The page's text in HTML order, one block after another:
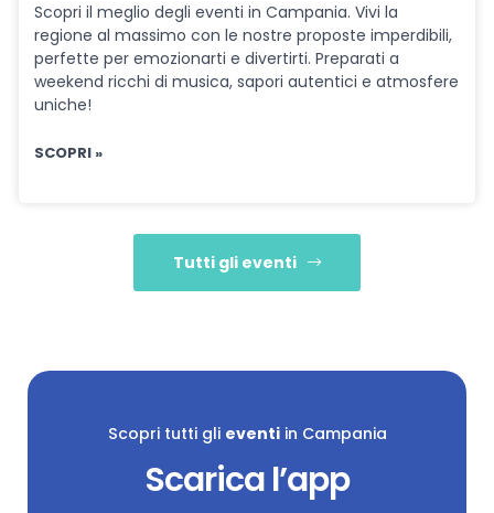
Scopri il meglio degli eventi in Campania. Vivi la
regione al massimo con le nostre proposte imperdibili,
perfette per emozionarti e divertirti. Preparati a
weekend ricchi di musica, sapori autentici e atmosfere
uniche!
SCOPRI »
Tutti gli eventi
Scopri tutti gli eventiin Campania
Scarica l’app